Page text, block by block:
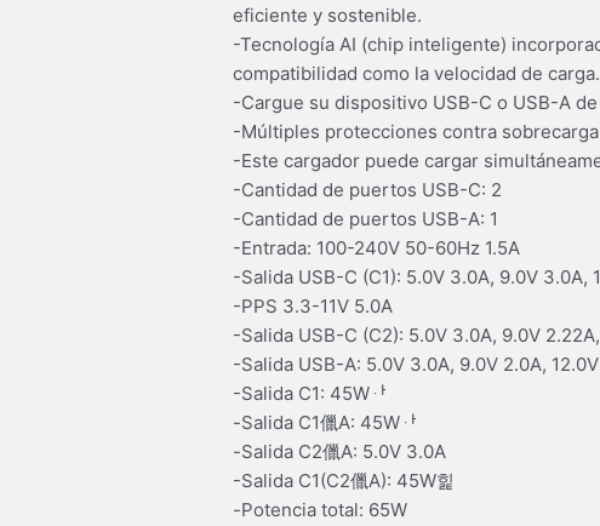
eficiente y sostenible.
-Tecnología AI (chip inteligente)
compatibilidad como la velocidad de carga.
-Cargue su dispositivo USB-C o USB-A
-Múltiples protecciones contra
-Este cargador puede cargar
-Cantidad de puertos USB-C: 2
-Cantidad de puertos USB-A: 1
-Entrada: 100-240V 50-60Hz 1.5A
-Salida USB-C (C1): 5.0V 3.0A, 9.0V 3.0A,
-PPS 3.3-11V 5.0A
-Salida USB-C (C2): 5.0V 3.0A, 9.0V 2.22A,
-Salida USB-A: 5.0V 3.0A, 9.0V 2.0A, 12.0V
-Salida C1: 45Wퟅ
-Salida C1儠A: 45Wퟅ
-Salida C2儠A: 5.0V 3.0A
-Salida C1(C2儠A): 45W힕
-Potencia total: 65W